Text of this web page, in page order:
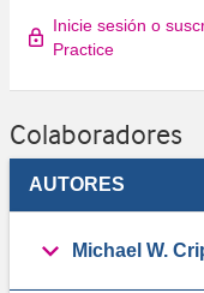
Inicie sesión o
Practice
Colaboradores
AUTORES
Michael W.